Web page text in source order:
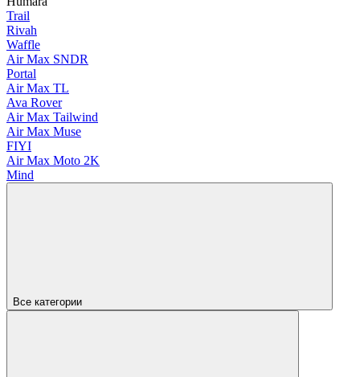
Trail
Rivah
Waffle
Air Max SNDR
Portal
Air Max TL
Ava Rover
Air Max Tailwind
Air Max Muse
FIYI
Air Max Moto 2K
Mind
Все категории